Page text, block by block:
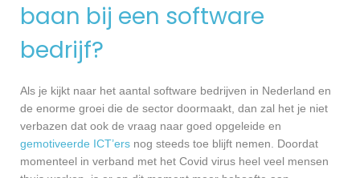
baan bij een software
bedrijf?
Als je kijkt naar het aantal software bedrijven in Nederland en
de enorme groei die de sector doormaakt, dan zal het je niet
verbazen dat ook de vraag naar goed opgeleide en
gemotiveerde ICT’ers nog steeds toe blijft nemen. Doordat
momenteel in verband met het Covid virus heel veel mensen